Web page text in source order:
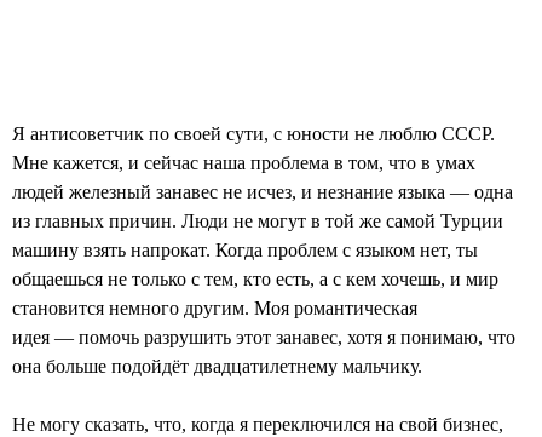
Я антисоветчик по своей сути, с юности не люблю СССР.
Мне кажется, и сейчас наша проблема в том, что в умах
людей железный занавес не исчез, и незнание языка — одна
из главных причин. Люди не могут в той же самой Турции
машину взять напрокат. Когда проблем с языком нет, ты
общаешься не только с тем, кто есть, а с кем хочешь, и мир
становится немного другим. Моя романтическая
идея — помочь разрушить этот занавес, хотя я понимаю, что
она больше подойдёт двадцатилетнему мальчику.
Не могу сказать, что, когда я переключился на свой бизнес,